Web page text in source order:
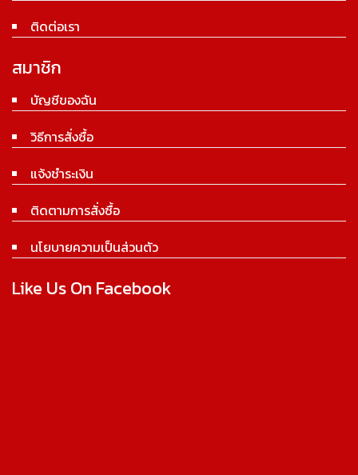
ติดต่อเรา
สมาชิก
บัญชีของฉัน
วิธีการสั่งซื้อ
แจ้งชำระเงิน
ติดตามการสั่งซื้อ
นโยบายความเป็นส่วนตัว
Like Us On Facebook